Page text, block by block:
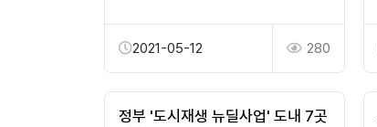
2021-05-12 280
정부 '도시재생 뉴딜사업' 도내 7곳